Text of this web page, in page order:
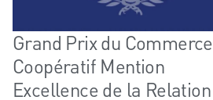
Grand Prix du Commerce
Coopératif Mention
Excellence de la Relation